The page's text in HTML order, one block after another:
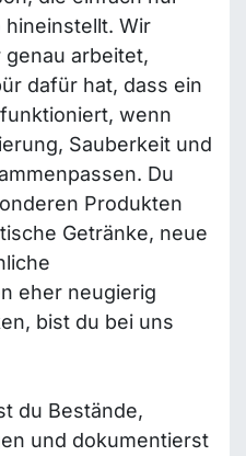
Wir
arbeitet,
dafür hat, dass ein
wenn
Sauberkeit und
Du
Produkten
Getränke, neue
eher neugierig
bist du bei uns
du Bestände,
und dokumentierst